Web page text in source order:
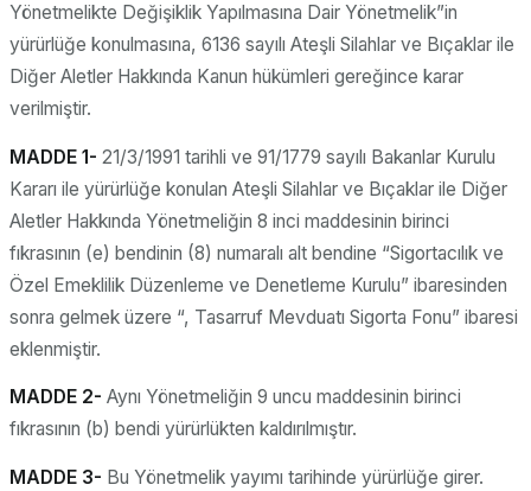
Yönetmelikte Değişiklik Yapılmasına Dair Yönetmelik”in
yürürlüğe konulmasına, 6136 sayılı Ateşli Silahlar ve Bıçaklar ile
Diğer Aletler Hakkında Kanun hükümleri gereğince karar
verilmiştir.
MADDE 1- 21/3/1991 tarihli ve 91/1779 sayılı Bakanlar Kurulu
Kararı ile yürürlüğe konulan Ateşli Silahlar ve Bıçaklar ile Diğer
Aletler Hakkında Yönetmeliğin 8 inci maddesinin birinci
fıkrasının (e) bendinin (8) numaralı alt bendine “Sigortacılık ve
Özel Emeklilik Düzenleme ve Denetleme Kurulu” ibaresinden
sonra gelmek üzere “, Tasarruf Mevduatı Sigorta Fonu” ibaresi
eklenmiştir.
MADDE 2- Aynı Yönetmeliğin 9 uncu maddesinin birinci
fıkrasının (b) bendi yürürlükten kaldırılmıştır.
MADDE 3- Bu Yönetmelik yayımı tarihinde yürürlüğe girer.